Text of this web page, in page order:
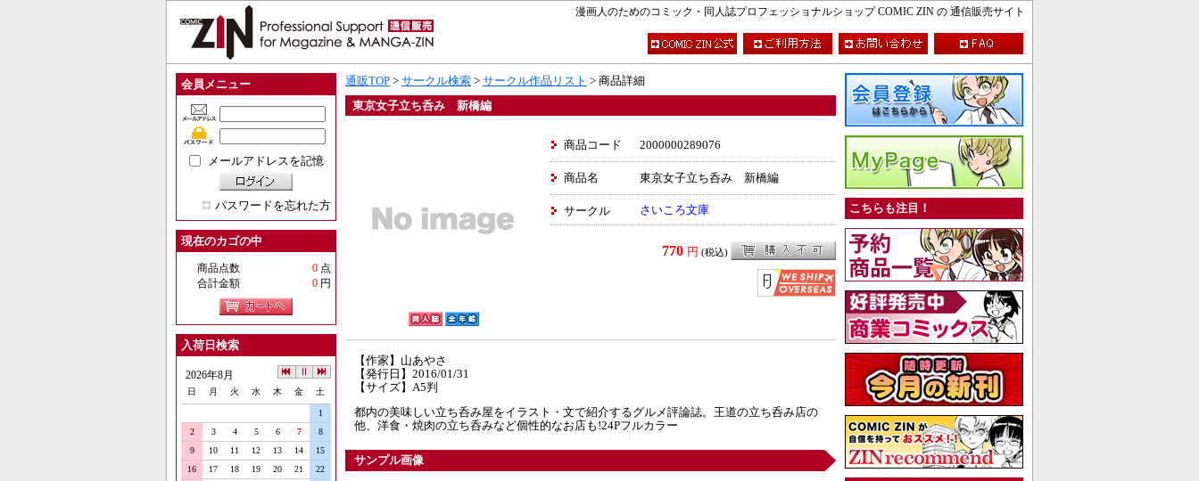
漫画人のためのコミック・同人誌プロフェッショナルショップ COMIC ZIN の 通信販売サイト
会員メニュー
メールアドレスを記憶
パスワードを忘れた方
現在のカゴの中
商品点数 0 点
合計金額
0 円
入荷日検索
2026年8月
日 月 火 水 木 金 土
1
2
3 4 5 6 7
8
9
10 11 12 13 14
15
16
17 18 19 20 21
22
通販TOP > サークル検索 > サークル作品リスト > 商品詳細
東京女子立ち呑み 新橋編
商品コード 2000000289076
商品名 東京女子立ち呑み 新橋編
サークル さいころ文庫
770 円 (税込)
【作家】山あやさ
【発行日】2016/01/31
【サイズ】A5判
都内の美味しい立ち呑み屋をイラスト・文で紹介するグルメ評論誌。王道の立ち呑み店の
他、洋食・焼肉の立ち呑みなど個性的なお店も!24Pフルカラー
サンプル画像
こちらも注目！